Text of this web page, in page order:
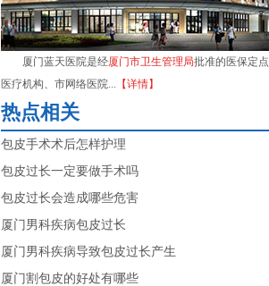
厦门蓝天医院是经厦门市卫生管理局批准的医保定点
医疗机构、市网络医院...
【详情】
热点相关
包皮手术术后怎样护理
包皮过长一定要做手术吗
包皮过长会造成哪些危害
厦门男科疾病包皮过长
厦门男科疾病导致包皮过长产生
厦门割包皮的好处有哪些